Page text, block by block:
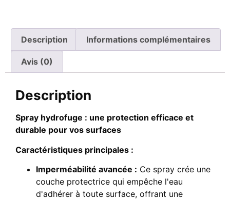
Description Informations complémentaires
Avis (0)
Description
Spray hydrofuge : une protection efficace et
durable pour vos surfaces
Caractéristiques principales :
Imperméabilité avancée : Ce spray crée une
couche protectrice qui empêche l'eau
d'adhérer à toute surface, offrant une